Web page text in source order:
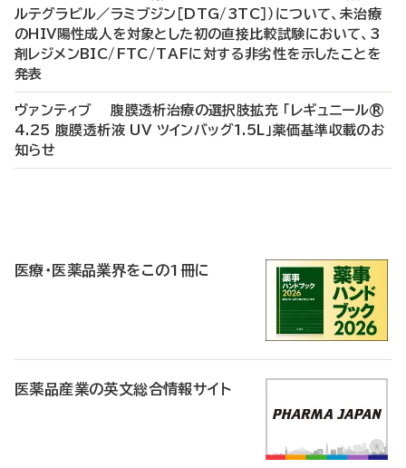
ルテグラビル／ラミブジン［DTG/3TC］）について、未治療
のHIV陽性成人を対象とした初の直接比較試験において、3
剤レジメンBIC/FTC/TAFに対する非劣性を示したことを
発表
ヴァンティブ 腹膜透析治療の選択肢拡充 「レギュニール®
4.25 腹膜透析液 UV ツインバッグ1.5L」薬価基準収載のお
知らせ
医療・医薬品業界をこの1冊に
医薬品産業の英文総合情報サイト